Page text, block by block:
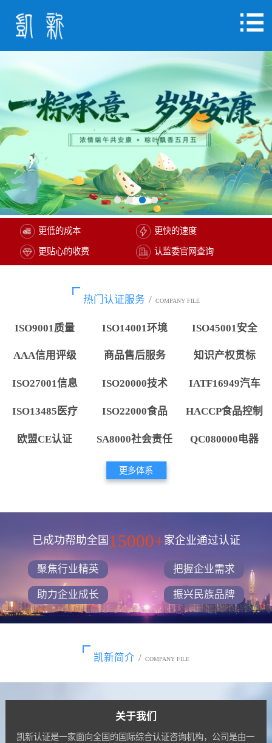
更低的成本 更快的速度
更贴心的收费 认监委官网查询
热门认证服务 / COMPANY FILE
ISO9001质量 ISO14001环境 ISO45001安全
AAA信用评级 商品售后服务 知识产权贯标
ISO27001信息 ISO20000技术 IATF16949汽车
ISO13485医疗 ISO22000食品 HACCP食品控制
欧盟CE认证 SA8000社会责任 QC080000电器
更多体系
已成功帮助全国 15000+家企业通过认证
聚焦行业精英 把握企业需求
助力企业成长 振兴民族品牌
凯新简介 / COMPANY FILE
关于我们
凯新认证是一家面向全国的国际综合认证咨询机构，公司是由一